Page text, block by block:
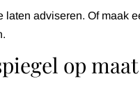
laten adviseren. Of
op maat